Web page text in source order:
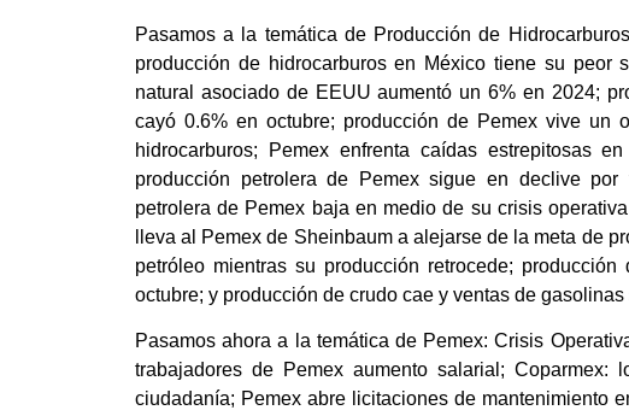
Pasamos a la temática de Producción de
producción de hidrocarburos en México tiene su peor
natural asociado de EEUU aumentó un 6% en 2024;
cayó 0.6% en octubre; producción de Pemex vive un
hidrocarburos; Pemex enfrenta caídas estrepitosas
producción petrolera de Pemex sigue en declive
petrolera de Pemex baja en medio de su crisis
lleva al Pemex de Sheinbaum a alejarse de la meta de
petróleo mientras su producción retrocede;
octubre; y producción de crudo cae y ventas de
Pasamos ahora a la temática de Pemex: Crisis
trabajadores de Pemex aumento salarial;
ciudadanía; Pemex abre licitaciones de mantenimiento